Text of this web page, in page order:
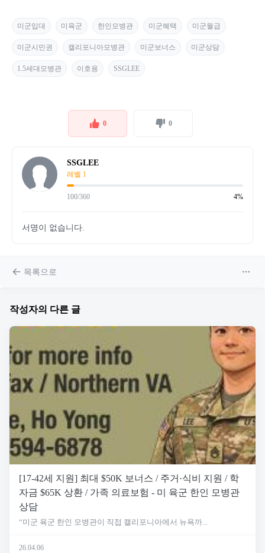
미군입대 미육군 한인모병관 미군혜택 미군월급
미군시민권 캘리포니아모병관 미군보너스 미군상담
1.5세대모병관 이호용 SSGLEE
0 0
SSGLEE
레벨 1
100/360 4%
서명이 없습니다.
목록으로
작성자의 다른 글
[17-42세 지원] 최대 $50K 보너스 / 주거·식비 지원 / 학
자금 $65K 상환 / 가족 의료보험 - 미 육군 한인 모병관
상담
“미군 육군 한인 모병관이 직접 캘리포니아에서 뉴욕까...
26.04.06